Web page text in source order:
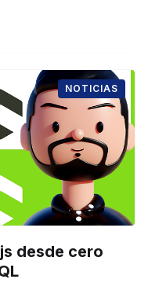
NOTICIAS
desde cero